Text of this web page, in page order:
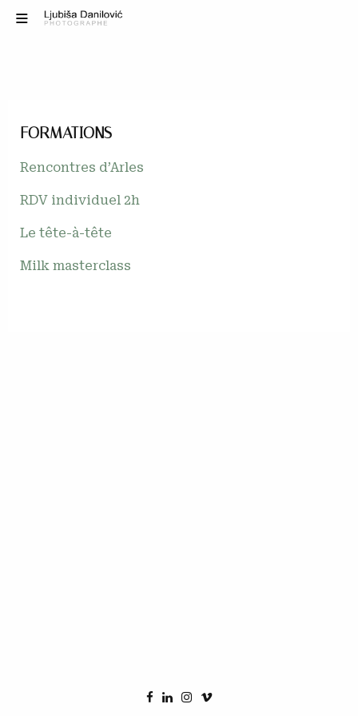
FORMATIONS
Rencontres d’Arles
RDV individuel 2h
Le tête-à-tête
Milk masterclass